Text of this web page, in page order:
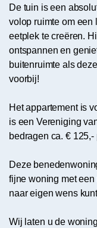
De tuin is een
volop ruimte om een
eetplek te creëren.
ontspannen en
buitenruimte als
voorbij!
Het appartement is
is een Vereniging
bedragen ca. € 125,-
Deze
fijne woning met een
naar eigen wens
Wij laten u de